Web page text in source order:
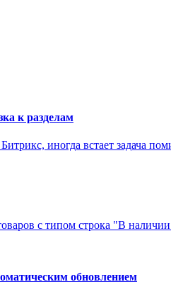
к разделам
иногда встает задача
с типом строка "В
обновлением